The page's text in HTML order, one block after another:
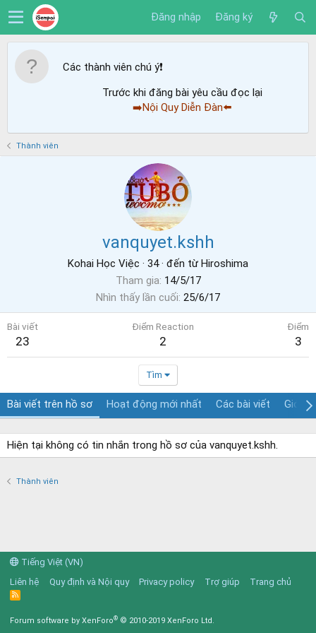
Đăng nhập Đăng ký
Các thành viên chú ý❗️
Trước khi đăng bài yêu cầu đọc lại
➡️Nội Quy Diễn Đàn⬅️
Thành viên
vanquyet.kshh
Kohai Học Việc · 34· đến từ Hiroshima
Tham gia 14/5/17
Nhìn thấy lần cuối 25/6/17
Bài viết
23
Điểm Reaction
2
Điểm
3
Tìm
Bài viết trên hồ sơ Hoạt động mới nhất Các bài viết Giới
Hiện tại không có tin nhắn trong hồ sơ của vanquyet.kshh.
Thành viên
Tiếng Việt (VN)
Liên hệ
Quy định và Nội quy Privacy policy Trợ giúp Trang chủ
R
S
Forum software by XenForo® © 2010-2019 XenForo Ltd.